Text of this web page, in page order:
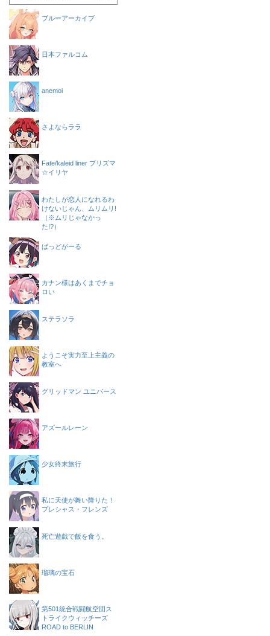
ブルーアーカイブ
日本ファルコム
anemoi
さよならララ
Fate/kaleid liner プリズマ
☆イリヤ
わたしが恋人になれるわ
けないじゃん、ムリムリ!
（※ムリじゃなかっ
た!?）
ばっどがーる
カナン様はあくまでチョ
ロい
ステラソラ
ようこそ実力至上主義の
教室へ
グリッドマン ユニバース
アズールレーン
少女終末旅行
私に天使が舞い降りた！
プレシャス・フレンズ
死亡遊戯で飯を食う。
瑠璃の宝石
第501統合戦闘航空団ス
トライクウィッチーズ
ROAD to BERLIN